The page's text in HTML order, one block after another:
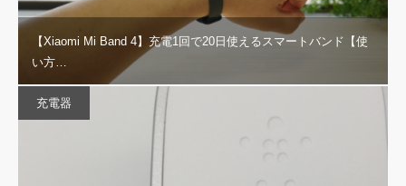
【Xiaomi Mi Band 4】充電1回で20日使えるスマートバンド【使
い方…
充電器